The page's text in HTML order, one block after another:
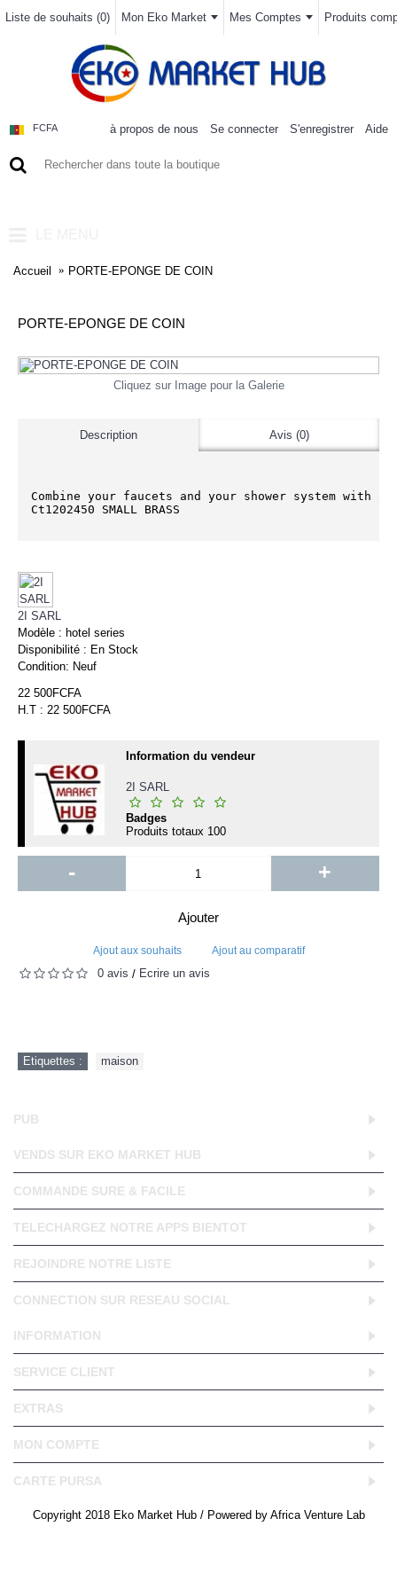
Liste de souhaits (0) Mon Eko Market Mes Comptes Produits
FCFA à propos de nous Se connecter S'enregistrer Aide
Accueil PORTE-EPONGE DE COIN
PORTE-EPONGE DE COIN
Cliquez sur Image pour la Galerie
Description Avis (0)
Combine your faucets and your shower system
Ct1202450 SMALL BRASS
2I SARL
Modèle : hotel series
Disponibilité : En Stock
Condition: Neuf
22 500FCFA
H.T : 22 500FCFA
Information du vendeur
2I SARL
Badges
Produits totaux 100
- +
Ajouter
Ajout aux souhaits Ajout au comparatif
0 avis / Écrire un avis
Etiquettes : maison
PUB
VENDS SUR EKO MARKET HUB
COMMANDE SURE & FACILE
TELECHARGEZ NOTRE APPS BIENTOT
REJOINDRE NOTRE LISTE
CONNECTION SUR RESEAU SOCIAL
INFORMATION
SERVICE CLIENT
EXTRAS
MON COMPTE
CARTE PURSA
Copyright 2018 Eko Market Hub / Powered by Africa Venture Lab